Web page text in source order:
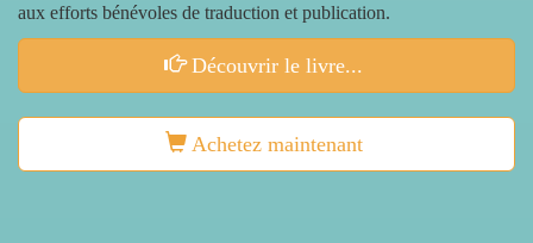
aux efforts bénévoles de traduction et publication.
Découvrir le livre...
Achetez maintenant